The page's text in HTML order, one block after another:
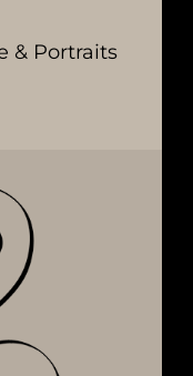
& Portraits